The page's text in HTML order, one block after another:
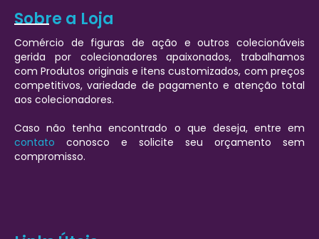
Sobre a Loja
Comércio de figuras de ação e outros colecionáveis
gerida por colecionadores apaixonados, trabalhamos
com Produtos originais e itens customizados, com preços
competitivos, variedade de pagamento e atenção total
aos colecionadores.
Caso não tenha encontrado o que deseja, entre em
contato conosco e solicite seu orçamento sem
compromisso.